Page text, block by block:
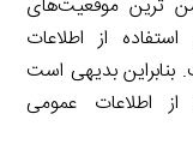
از اطلاعات
بدیهی است
اطلاعات عمومی